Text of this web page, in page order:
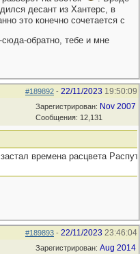
десант из Хантерс, в
это конечно сочетается с
сюда-обратно, тебе и мне
#189892 - 22/11/2023 19:50:09
Зарегистрирован: Nov 2007
Сообщения: 12,131
времена расцвета
#189893 - 22/11/2023 23:46:04
Зарегистрирован: Aug 2014